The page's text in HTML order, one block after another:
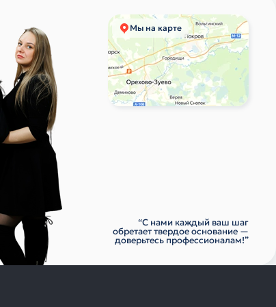
Мы на карте
“С нами каждый ваш шаг
обретает твердое основание —
доверьтесь профессионалам!”